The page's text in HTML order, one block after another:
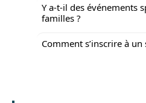
Y a-t-il des événements
familles ?
Comment s’inscrire à un